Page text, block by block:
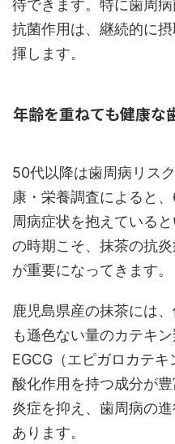
待できます。特に歯周
抗菌作用は、継続的に
揮します。
年齢を重ねても健康な
50代以降は歯周病リス
康・栄養調査によると
周病症状を抱えている
の時期こそ、抹茶の抗
が重要になってきます。
鹿児島県産の抹茶には
も遜色ない量のカテキ
EGCG（エピガロカテ
酸化作用を持つ成分が
炎症を抑え、歯周病の
あります。